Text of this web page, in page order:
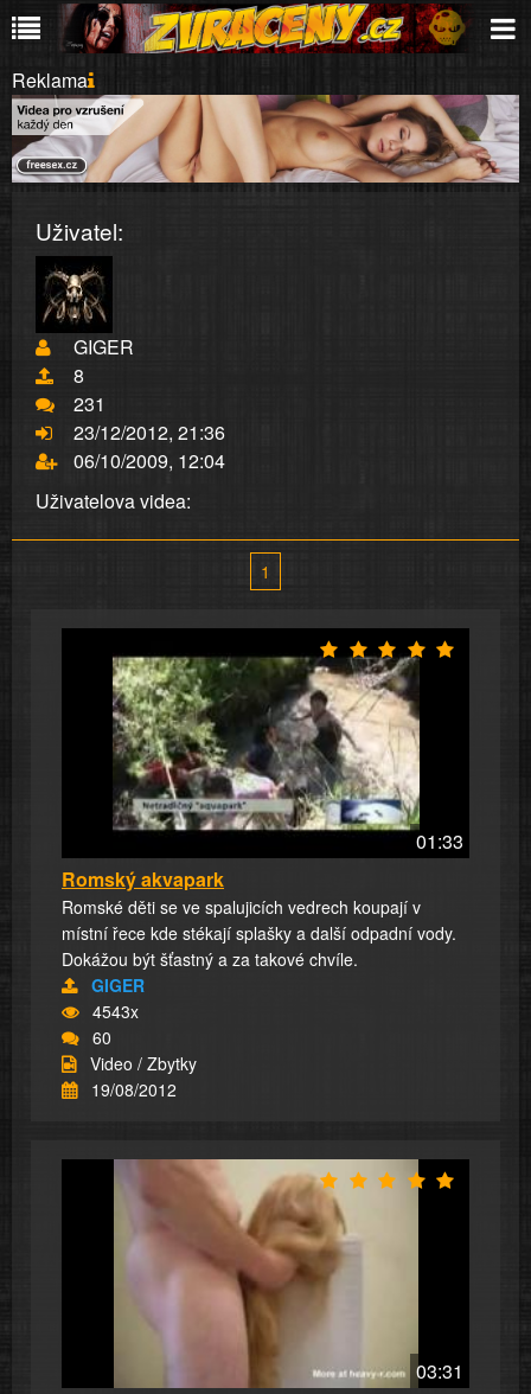
Reklama
Uživatel:
GIGER
8
231
23/12/2012, 21:36
06/10/2009, 12:04
Uživatelova videa:
1
01:33
Romský akvapark
Romské děti se ve spalujicích vedrech koupají v
místní řece kde stékají splašky a další odpadní vody.
Dokážou být šťastný a za takové chvíle.
GIGER
4543x
60
Video / Zbytky
19/08/2012
03:31